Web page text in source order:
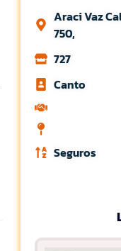
Araci Vaz
750,
727
Canto
Seguros